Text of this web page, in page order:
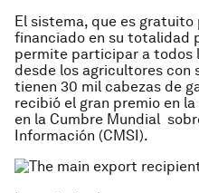
El sistema, que es gratuito
financiado en su totalidad
permite participar a todos
desde los agricultores con
tienen 30 mil cabezas de
recibió el gran premio en
en la Cumbre Mundial
Información (CMSI).